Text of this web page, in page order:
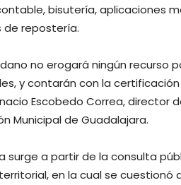
bisutería, aplicaciones
de repostería.
no erogará ningún recurso
y contarán con la
Escobedo Correa, director
Municipal de Guadalajara.
surge a partir de la consulta
en la cual se cuestionó